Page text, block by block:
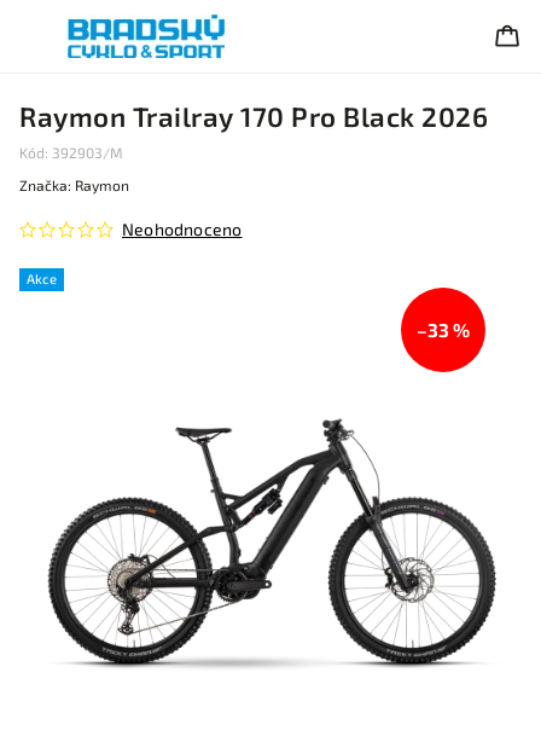
Raymon Trailray 170 Pro Black 2026
Kód: 392903/M
Akce
Neohodnoceno
Značka: Raymon
–33 %